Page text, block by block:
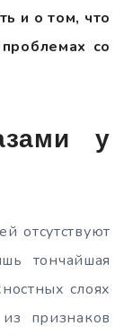
и о том, что
со
у
отсутствуют
тончайшая
слоях
признаков